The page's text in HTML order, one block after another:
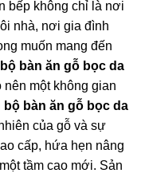
bếp không chỉ là nơi
nhà, nơi gia đình
muốn mang đến
bộ bàn ăn gỗ bọc da
một không gian
bộ bàn ăn gỗ bọc da
của gỗ và sự
cấp, hứa hẹn nâng
tầm cao mới. Sản